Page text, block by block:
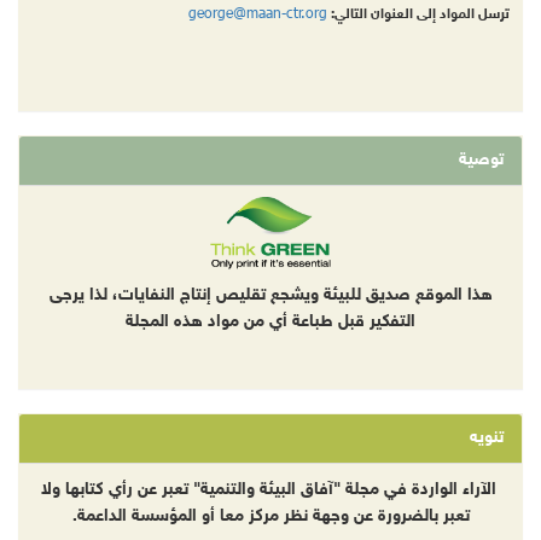
ترسل المواد إلى العنوان التالي: george@maan-ctr.org
توصية
هذا الموقع صديق للبيئة ويشجع تقليص إنتاج النفايات، لذا يرجى
التفكير قبل طباعة أي من مواد هذه المجلة
تنويه
الآراء الواردة في مجلة "آفاق البيئة والتنمية" تعبر عن رأي كتابها ولا
تعبر بالضرورة عن وجهة نظر مركز معا أو المؤسسة الداعمة.